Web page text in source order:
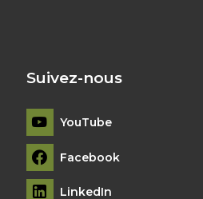
Suivez-nous
YouTube
Facebook
LinkedIn